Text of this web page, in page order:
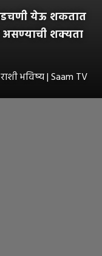
येऊ शकतात
शक्यता
भविष्य | Saam TV